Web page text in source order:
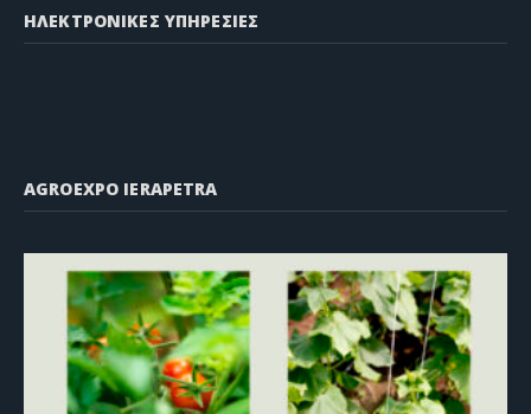
ΗΛΕΚΤΡΟΝΙΚΕΣ ΥΠΗΡΕΣΙΕΣ
AGROEXPO IERAPETRA